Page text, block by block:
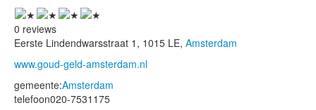
0 reviews
Eerste Lindendwarsstraat 1, 1015 LE, Amsterdam
www.goud-geld-amsterdam.nl
gemeente:Amsterdam
telefoon020-7531175